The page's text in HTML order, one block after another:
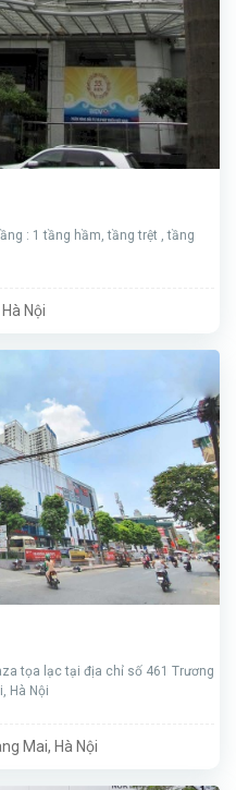
: 1 tầng hầm, tầng trệt , tầng
Nội
tọa lạc tại địa chỉ số 461 Trương
Hà Nội
Mai, Hà Nội